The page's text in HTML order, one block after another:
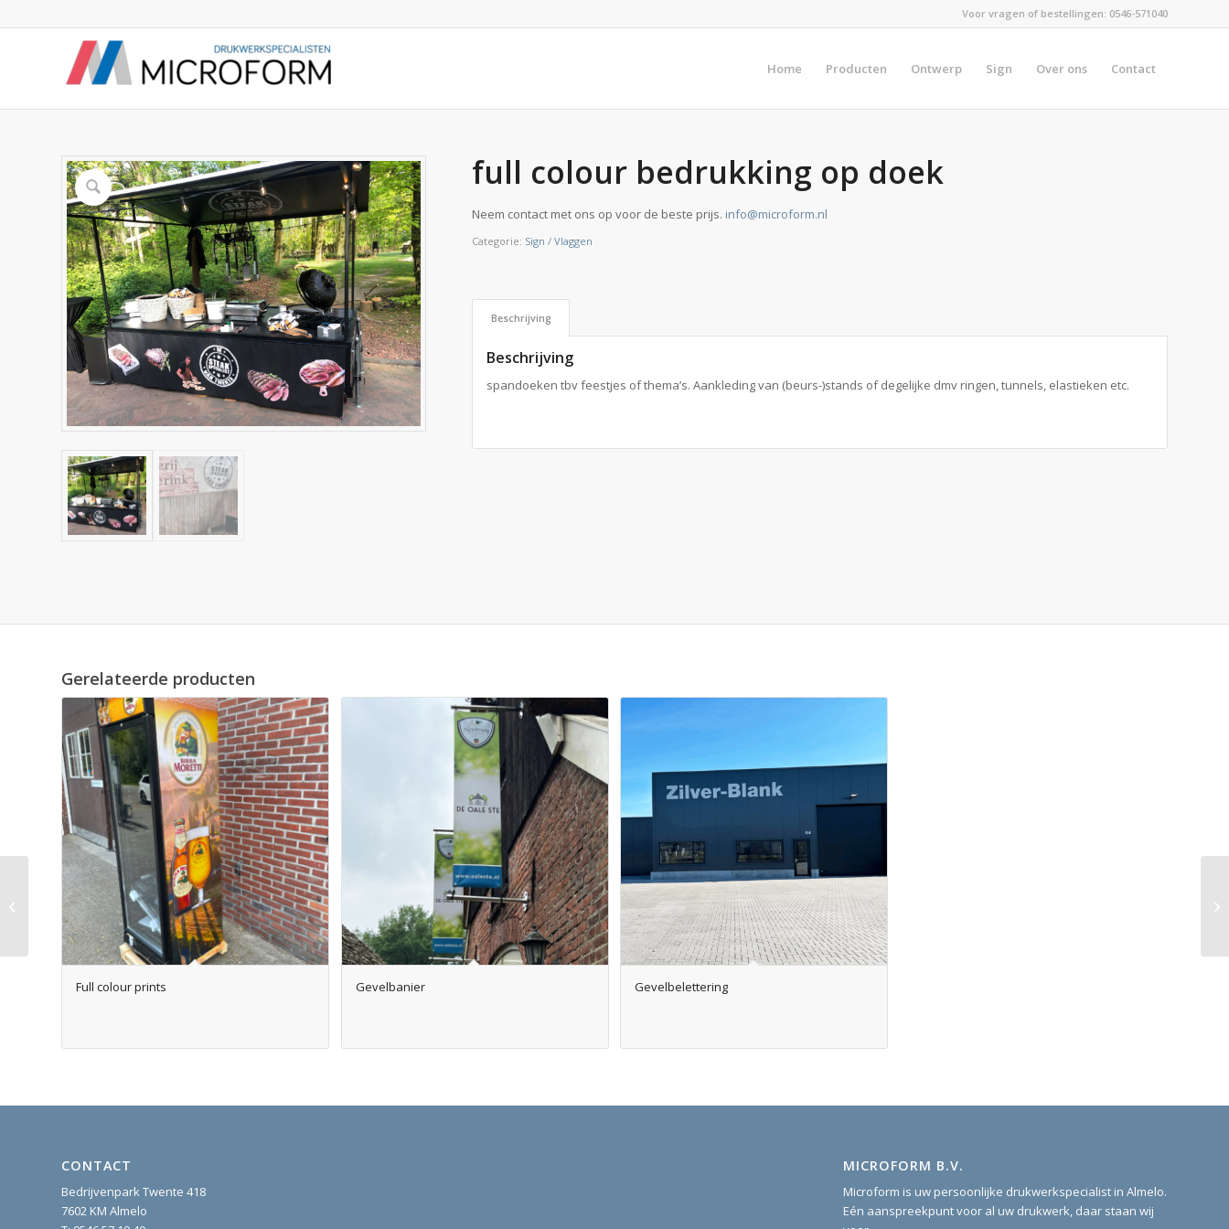
Voor vragen of bestellingen: 0546-571040
Home Producten Ontwerp Sign Over ons Contact
full colour bedrukking op doek
Neem contact met ons op voor de beste prijs. info@microform.nl
Categorie: Sign / Vlaggen
Beschrijving
Beschrijving
spandoeken tbv feestjes of thema’s. Aankleding van (beurs-)stands of degelijke dmv ringen, tunnels, elastieken etc.
Gerelateerde producten
Full colour prints Gevelbanier Gevelbelettering
CONTACT
Bedrijvenpark Twente 418
7602 KM Almelo
MICROFORM B.V.
Microform is uw persoonlijke drukwerkspecialist in Almelo.
Eén aanspreekpunt voor al uw drukwerk, daar staan wij
Gevelbanier